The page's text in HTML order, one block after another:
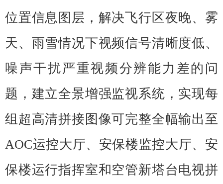
位置信息图层，解决飞行区夜晚、雾
天、雨雪情况下视频信号清晰度低、
噪声干扰严重视频分辨能力差的问
题，建立全景增强监视系统，实现每
组超高清拼接图像可完整全幅输出至
AOC运控大厅、安保楼监控大厅、安
保楼运行指挥室和空管新塔台电视拼